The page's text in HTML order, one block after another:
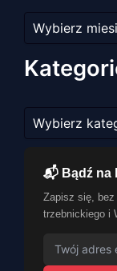
artykułów
📬 Bądź na
Zapisz się,
trzebnickiego i